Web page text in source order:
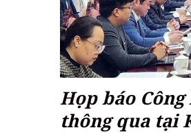
Họp báo
thông qua tại